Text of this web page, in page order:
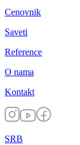
Cenovnik
Saveti
Reference
O nama
Kontakt
SRB